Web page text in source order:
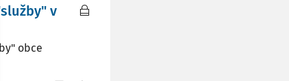
v
obce